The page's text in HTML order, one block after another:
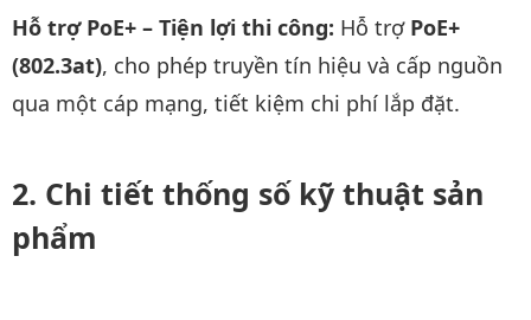
Hỗ trợ PoE+ – Tiện lợi thi công: Hỗ trợ PoE+
(802.3at), cho phép truyền tín hiệu và cấp nguồn
qua một cáp mạng, tiết kiệm chi phí lắp đặt.
Chi tiết thống số kỹ thuật sản
phẩm